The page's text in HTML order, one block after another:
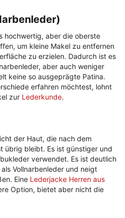
hochwertig, aber die oberste
um kleine Makel zu entfernen
zu erzielen. Dadurch ist es
aber auch weniger
keine so ausgeprägte Patina.
erfahren möchtest, lohnt
zur Lederkunde.
der Haut, die nach dem
übrig bleibt. Es ist günstiger und
verwendet. Es ist deutlich
Vollnarbenleder und neigt
Eine Lederjacke Herren aus
Option, bietet aber nicht die